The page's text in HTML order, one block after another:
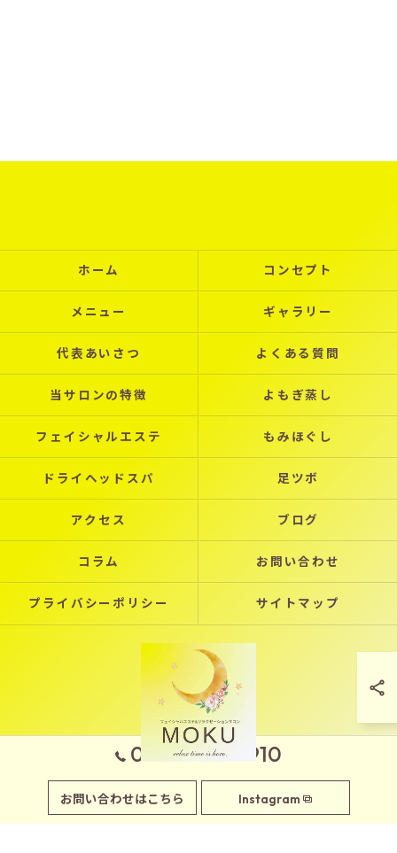
090-7970-2910
お問い合わせはこちら Instagram
ホーム コンセプト
メニュー ギャラリー
代表あいさつ よくある質問
当サロンの特徴 よもぎ蒸し
フェイシャルエステ もみほぐし
ドライヘッドスパ 足ツボ
アクセス ブログ
コラム お問い合わせ
プライバシーポリシー サイトマップ
RESERVED.